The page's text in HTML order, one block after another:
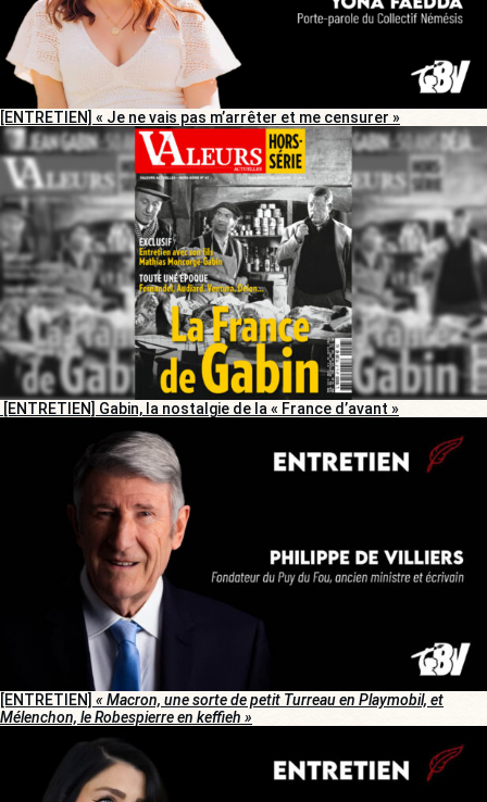
[ENTRETIEN] « Je ne vais pas m’arrêter et me censurer »
[ENTRETIEN] Gabin, la nostalgie de la « France d’avant »
[ENTRETIEN] « Macron, une sorte de petit Turreau en Playmobil, et
Mélenchon, le Robespierre en keffieh »